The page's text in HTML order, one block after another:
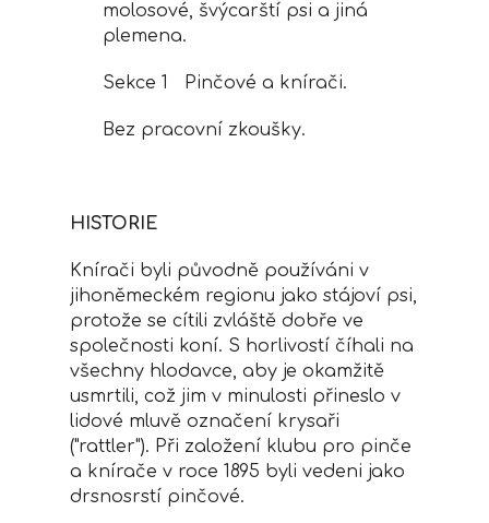
molosové, švýcarští psi a jiná
plemena.
Sekce 1 Pinčové a knírači.
Bez pracovní zkoušky.
HISTORIE
Knírači byli původně používáni v
jihoněmeckém regionu jako stájoví psi,
protože se cítili zvláště dobře ve
společnosti koní. S horlivostí číhali na
všechny hlodavce, aby je okamžitě
usmrtili, což jim v minulosti přineslo v
lidové mluvě označení krysaři
("rattler"). Při založení klubu pro pinče
a knírače v roce 1895 byli vedeni jako
drsnosrstí pinčové.